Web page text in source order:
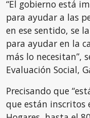
“El gobierno está
para ayudar a las
en ese sentido, se
para ayudar en la
más lo necesitan”,
Evaluación Social,
Precisando que
que están inscritos